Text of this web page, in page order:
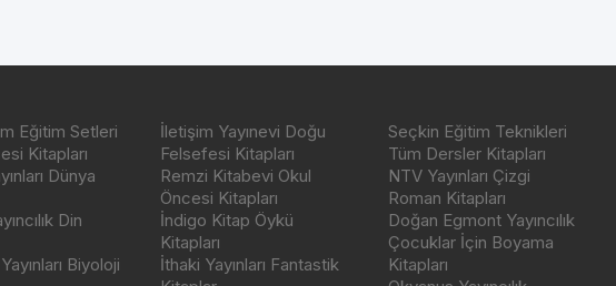
Eğitim Setleri
Kitapları
Dünya
Din
Biyoloji
İletişim Yayınevi Doğu
Felsefesi Kitapları
Remzi Kitabevi Okul
Öncesi Kitapları
İndigo Kitap Öykü
Kitapları
İthaki Yayınları Fantastik
Seçkin Eğitim Teknikleri
Tüm Dersler Kitapları
NTV Yayınları Çizgi
Roman Kitapları
Doğan Egmont Yayıncılık
Çocuklar İçin Boyama
Kitapları